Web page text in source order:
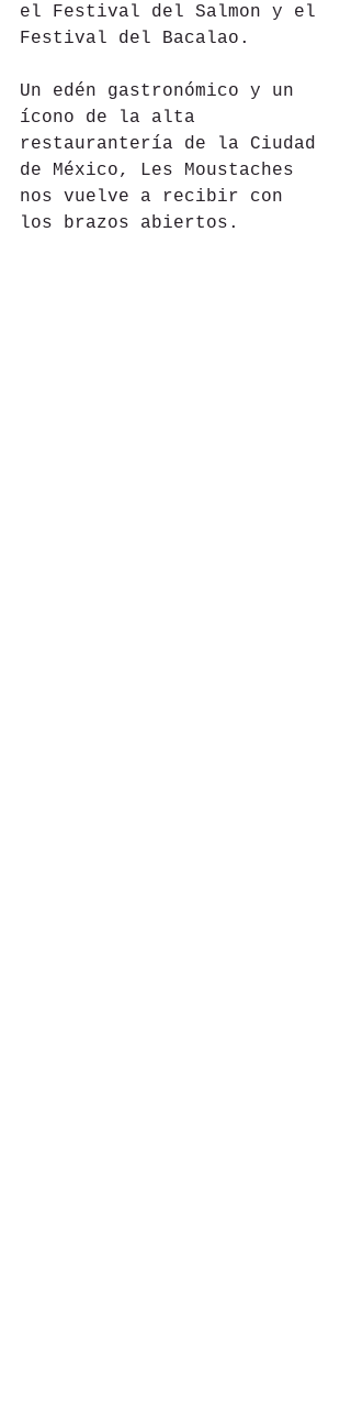
el Festival del Salmon y el
Festival del Bacalao.
Un edén gastronómico y un
ícono de la alta
restaurantería de la Ciudad
de México, Les Moustaches
nos vuelve a recibir con
los brazos abiertos.